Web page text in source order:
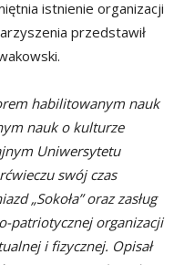
istnienie organizacji
przedstawił
habilitowanym nauk
nauk o kulturze
Uniwersytetu
swój czas
„Sokoła” oraz zasług
patriotycznej organizacji
i fizycznej. Opisał